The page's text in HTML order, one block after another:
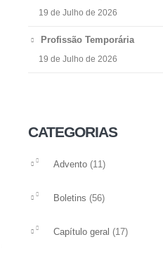
19 de Julho de 2026
Profissão Temporária
19 de Julho de 2026
CATEGORIAS
Advento (11)
Boletins (56)
Capítulo geral (17)